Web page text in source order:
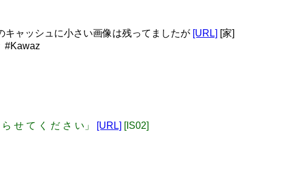
ャッシュに小さい画像は残ってましたが [URL] [家]
#Kawaz
せ て く だ さ い」 [URL] [IS02]